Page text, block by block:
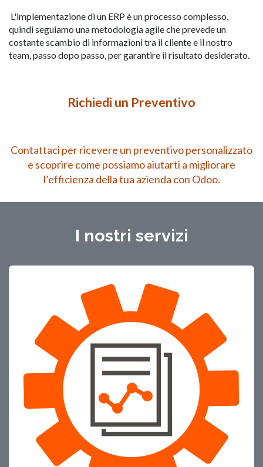
L'implementazione di un ERP è un processo complesso,
quindi seguiamo una metodologia agile che prevede un
costante scambio di informazioni tra il cliente e il nostro
team, passo dopo passo, per garantire il risultato desiderato.
Richiedi un Preventivo
Contattaci per ricevere un preventivo personalizzato
e scoprire come possiamo aiutarti a migliorare
l’efficienza della tua azienda con Odoo.
I nostri servizi